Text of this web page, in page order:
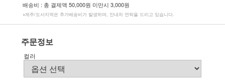
배송비 : 총 결제액 50,000원 미만시 3,000원
※제주/도서지역은 추가배송비가 발생하며, 안내차 연락을 드리고 있습니다.
주문정보
컬러